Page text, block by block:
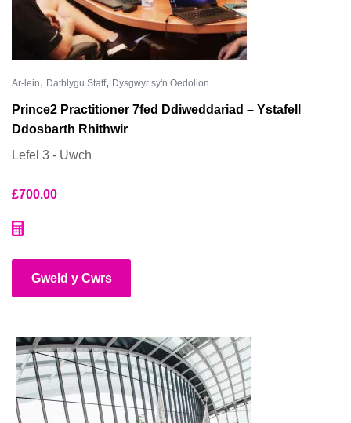
Ar-lein, Datblygu Staff, Dysgwyr sy'n Oedolion
Prince2 Practitioner 7fed Ddiweddariad – Ystafell
Ddosbarth Rhithwir
Lefel 3 - Uwch
£700.00
Gweld y Cwrs